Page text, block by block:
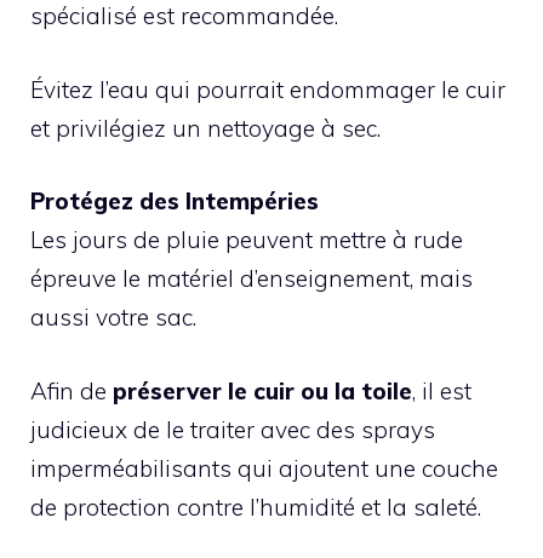
spécialisé est recommandée.
Évitez l’eau qui pourrait endommager le cuir
et privilégiez un nettoyage à sec.
Protégez des Intempéries
Les jours de pluie peuvent mettre à rude
épreuve le matériel d’enseignement, mais
aussi votre sac.
Afin de préserver le cuir ou la toile, il est
judicieux de le traiter avec des sprays
imperméabilisants qui ajoutent une couche
de protection contre l’humidité et la saleté.